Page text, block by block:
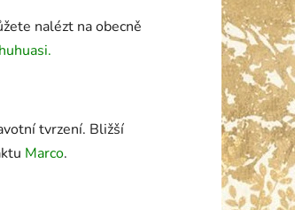
nalézt na obecně
tvrzení. Bližší
Marco.